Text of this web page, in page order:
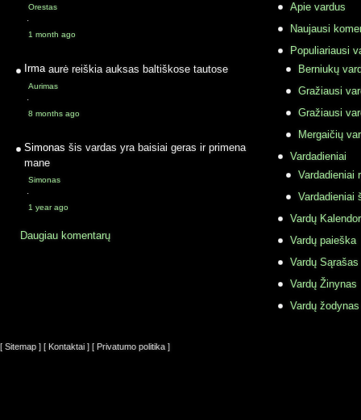
Orestas
·
1 month ago
Irma aurė reiškia auksas baltiškose tautose
Aurimas
·
8 months ago
Simonas šis vardas yra baisiai geras ir primena
mane
Simonas
·
1 year ago
Daugiau komentarų
Apie vardus
Naujausi
Populiariausi
Berniukų
Gražiausi
Gražiausi
Mergaičių
Vardadieniai
Vardadieniai
Vardadieniai
Vardų
Vardų paieška
Vardų Sąrašas
Vardų Žinynas
Vardų
[ Sitemap ] [ Kontaktai ] [ Privatumo politika ]